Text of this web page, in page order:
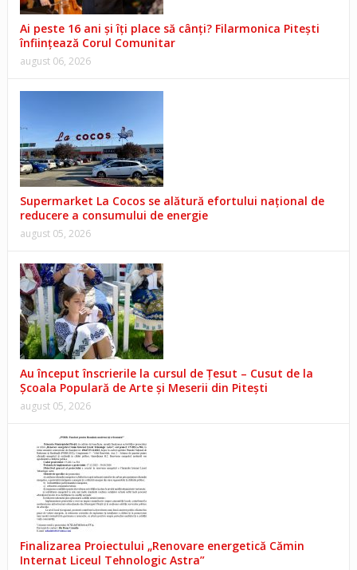
Ai peste 16 ani și îți place să cânți? Filarmonica Pitești
înființează Corul Comunitar
august 06, 2026
Supermarket La Cocos se alătură efortului național de
reducere a consumului de energie
august 05, 2026
Au început înscrierile la cursul de Țesut – Cusut de la
Școala Populară de Arte și Meserii din Pitești
august 05, 2026
Finalizarea Proiectului „Renovare energetică Cămin
Internat Liceul Tehnologic Astra”